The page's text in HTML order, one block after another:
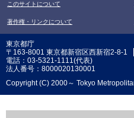
このサイトについて
著作権・リンクについて
東京都庁
〒163-8001 東京都新宿区西新宿2-8-1
電話：03-5321-1111(代表)
法人番号：8000020130001
Copyright (C) 2000～ Tokyo